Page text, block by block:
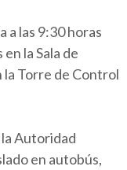
a las 9:30 horas
la Sala de
la Torre de Control
Autoridad
en autobús,